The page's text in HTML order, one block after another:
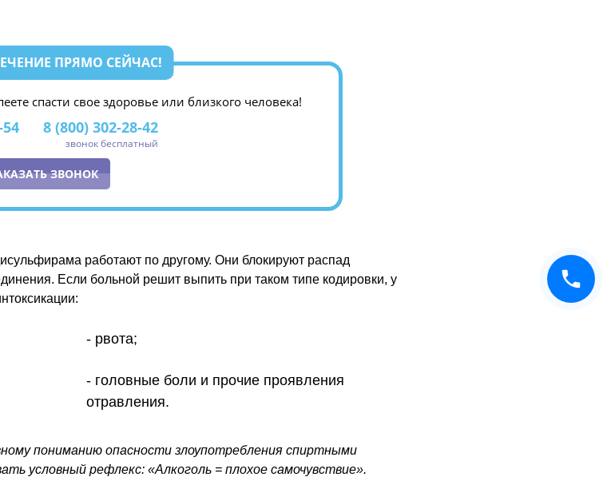
ПРЯМО СЕЙЧАС!
спасти свое здоровье или близкого человека!
8 (800) 302-28-42
звонок бесплатный
ЗВОНОК
работают по другому. Они блокируют распад
Если больной решит выпить при таком типе кодировки, у
рвота;
головные боли и прочие проявления
отравления.
пониманию опасности злоупотребления спиртными
условный рефлекс: «Алкоголь = плохое самочувствие».